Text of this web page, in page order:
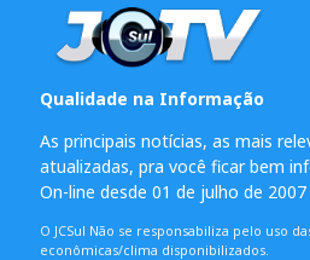
Qualidade na Informação
As principais notícias, as mais
atualizadas, pra você ficar bem
On-line desde 01 de julho de 2007
O JCSul Não se responsabiliza pelo uso
econômicas/clima disponibilizados.